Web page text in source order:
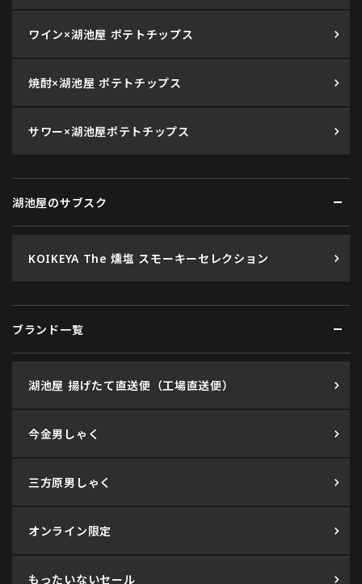
ワイン×湖池屋 ポテトチップス
焼酎×湖池屋 ポテトチップス
サワー×湖池屋ポテトチップス
湖池屋のサブスク
KOIKEYA The 燻塩 スモーキーセレクション
ブランド一覧
湖池屋 揚げたて直送便（工場直送便）
今金男しゃく
三方原男しゃく
オンライン限定
もったいないセール